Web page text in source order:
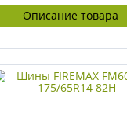
Описание товара